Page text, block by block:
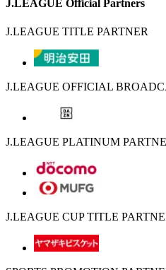
J.LEAGUE Official Partners
J.LEAGUE TITLE PARTNER
J.LEAGUE OFFICIAL
J.LEAGUE PLATINUM
J.LEAGUE CUP TITLE